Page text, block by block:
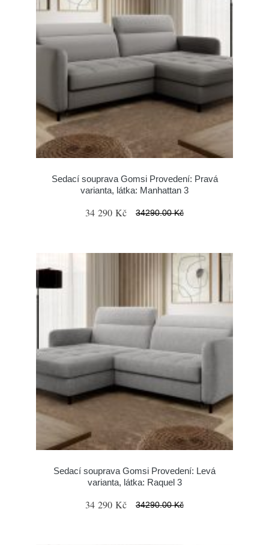
Sedací souprava Gomsi Provedení: Pravá
varianta, látka: Manhattan 3
34 290 Kč 34290.00 Kč
Sedací souprava Gomsi Provedení: Levá
varianta, látka: Raquel 3
34 290 Kč 34290.00 Kč